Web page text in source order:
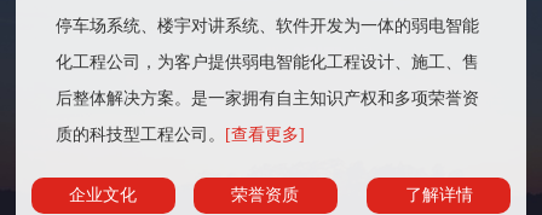
停车场系统、楼宇对讲系统、软件开发为一体的弱电智能
化工程公司，为客户提供弱电智能化工程设计、施工、售
后整体解决方案。是一家拥有自主知识产权和多项荣誉资
质的科技型工程公司。
[查看更多]
企业文化 荣誉资质 了解详情